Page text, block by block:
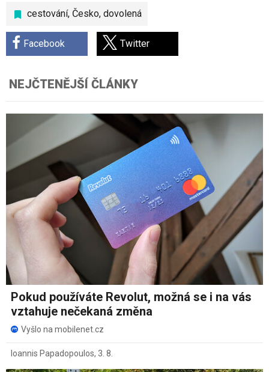
cestování, Česko, dovolená
Facebook Twitter
NEJČTENĚJŠÍ ČLÁNKY
Pokud používáte Revolut, možná se i na vás
vztahuje nečekaná změna
Vyšlo na mobilenet.cz
Ioannis Papadopoulos, 3. 8.